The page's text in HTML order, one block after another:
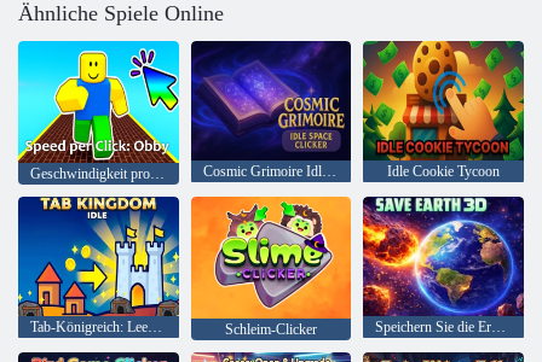
Ähnliche Spiele Online
Geschwindigkeit pro Klick: Obby Cosmic Grimoire Idle Space Clicker Idle Cookie Tycoon
Tab-Königreich: Leerlauf Schleim-Clicker Speichern Sie die Erde 3D